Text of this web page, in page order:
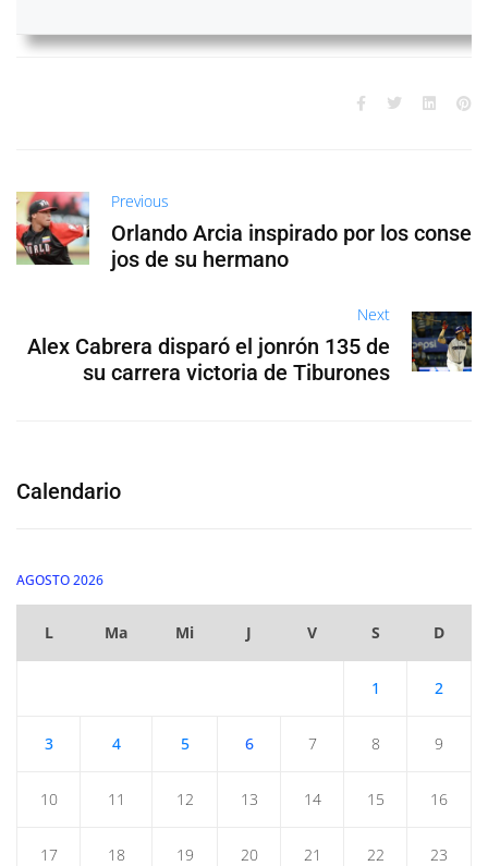
Previous
Orlando Arcia inspirado por los conse
jos de su hermano
Next
Alex Cabrera disparó el jonrón 135 de
su carrera victoria de Tiburones
Calendario
AGOSTO 2026
L Ma Mi J V S D
1 2
3 4 5 6 7 8 9
10 11 12 13 14 15 16
17 18 19 20 21 22 23